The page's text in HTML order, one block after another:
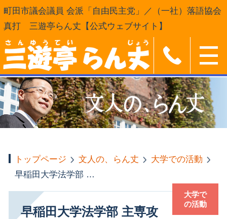
町田市議会議員 会派「自由民主党」／（一社）落語協会
真打 三遊亭らん丈【公式ウェブサイト】
トップページ 文人の、らん丈
大学での活動
早稲田大学法学部 主専攻法学演習（ゼミナール）社会保障法
早稲田大学法学部 主専攻
大学で
の活動